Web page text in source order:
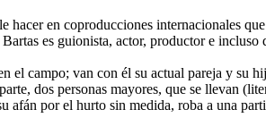
en coproducciones internacionales
es guionista, actor, productor e
campo; van con él su actual pareja y su
dos personas mayores, que se llevan
afán por el hurto sin medida, roba a una